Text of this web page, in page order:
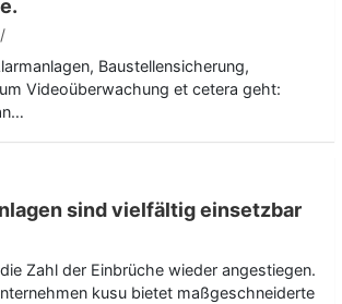
Baustellensicherung,
Videoüberwachung et cetera geht:
sind vielfältig einsetzbar
Zahl der Einbrüche wieder angestiegen.
kusu bietet maßgeschneiderte